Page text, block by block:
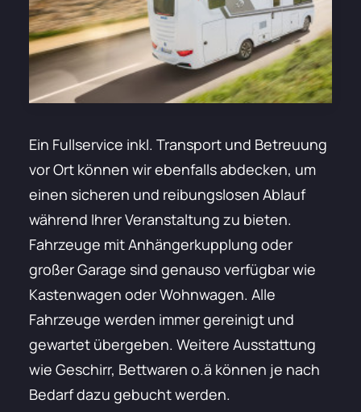
Ein Fullservice inkl. Transport und Betreuung
vor Ort können wir ebenfalls abdecken, um
einen sicheren und reibungslosen Ablauf
während Ihrer Veranstaltung zu bieten.
Fahrzeuge mit Anhängerkupplung oder
großer Garage sind genauso verfügbar wie
Kastenwagen oder Wohnwagen. Alle
Fahrzeuge werden immer gereinigt und
gewartet übergeben. Weitere Ausstattung
wie Geschirr, Bettwaren o.ä können je nach
Bedarf dazu gebucht werden.